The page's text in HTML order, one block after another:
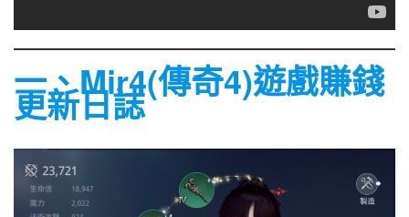
一、Mir4(傳奇4)遊戲賺錢
更新日誌